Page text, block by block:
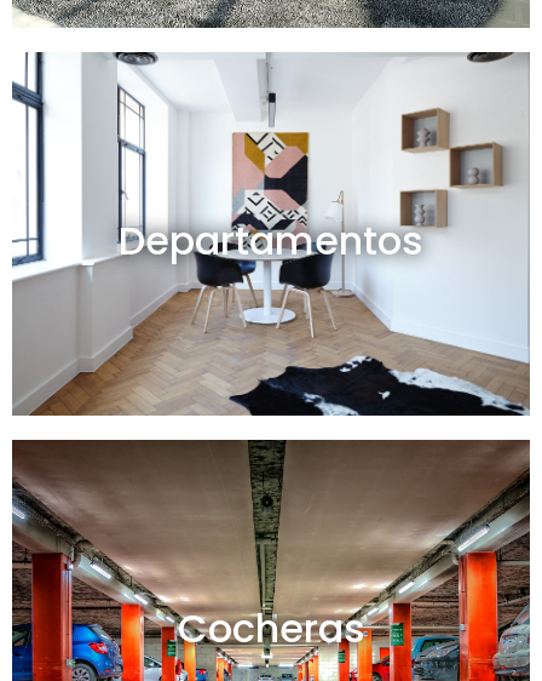
Departamentos
Departamentos en venta y alquiler
Ver todos
Cocheras
Cocheras en venta y alquiler
Ver todas